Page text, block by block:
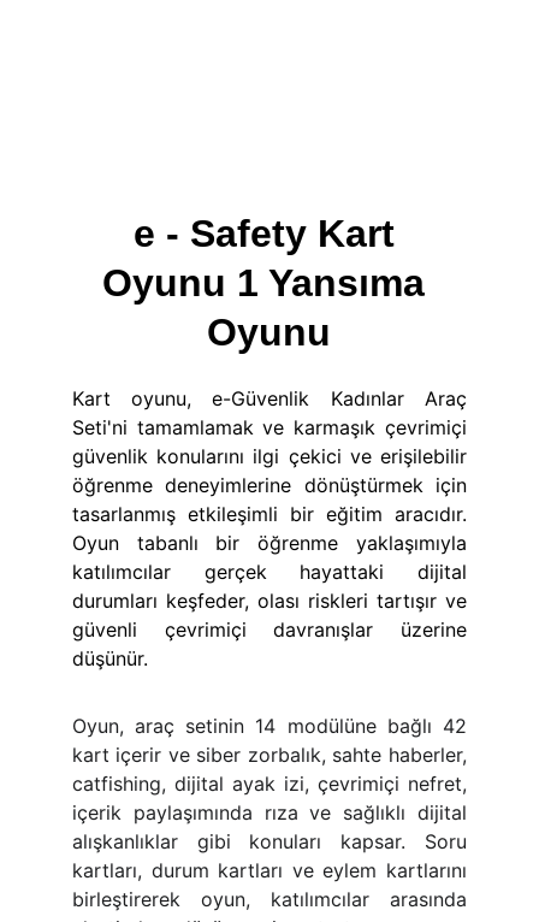
e - Safety Kart
Oyunu 1 Yansıma
Oyunu
Kart oyunu, e-Güvenlik Kadınlar Araç
Seti'ni tamamlamak ve karmaşık çevrimiçi
güvenlik konularını ilgi çekici ve erişilebilir
öğrenme deneyimlerine dönüştürmek için
tasarlanmış etkileşimli bir eğitim aracıdır.
Oyun tabanlı bir öğrenme yaklaşımıyla
katılımcılar gerçek hayattaki dijital
durumları keşfeder, olası riskleri tartışır ve
güvenli çevrimiçi davranışlar üzerine
düşünür.
Oyun, araç setinin 14 modülüne bağlı 42
kart içerir ve siber zorbalık, sahte haberler,
catfishing, dijital ayak izi, çevrimiçi nefret,
içerik paylaşımında rıza ve sağlıklı dijital
alışkanlıklar gibi konuları kapsar. Soru
kartları, durum kartları ve eylem kartlarını
birleştirerek oyun, katılımcılar arasında